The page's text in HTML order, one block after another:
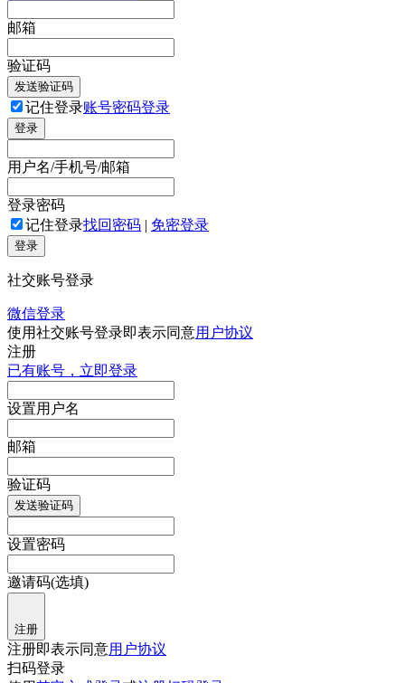
邮箱
验证码
发送验证码
记住登录账号密码登录
登录
用户名/手机号/邮箱
登录密码
记住登录找回密码 | 免密登录
登录
社交账号登录
微信登录
使用社交账号登录即表示同意用户协议
注册
已有账号，立即登录
设置用户名
邮箱
验证码
发送验证码
设置密码
邀请码(选填)
注册
注册即表示同意用户协议
扫码登录